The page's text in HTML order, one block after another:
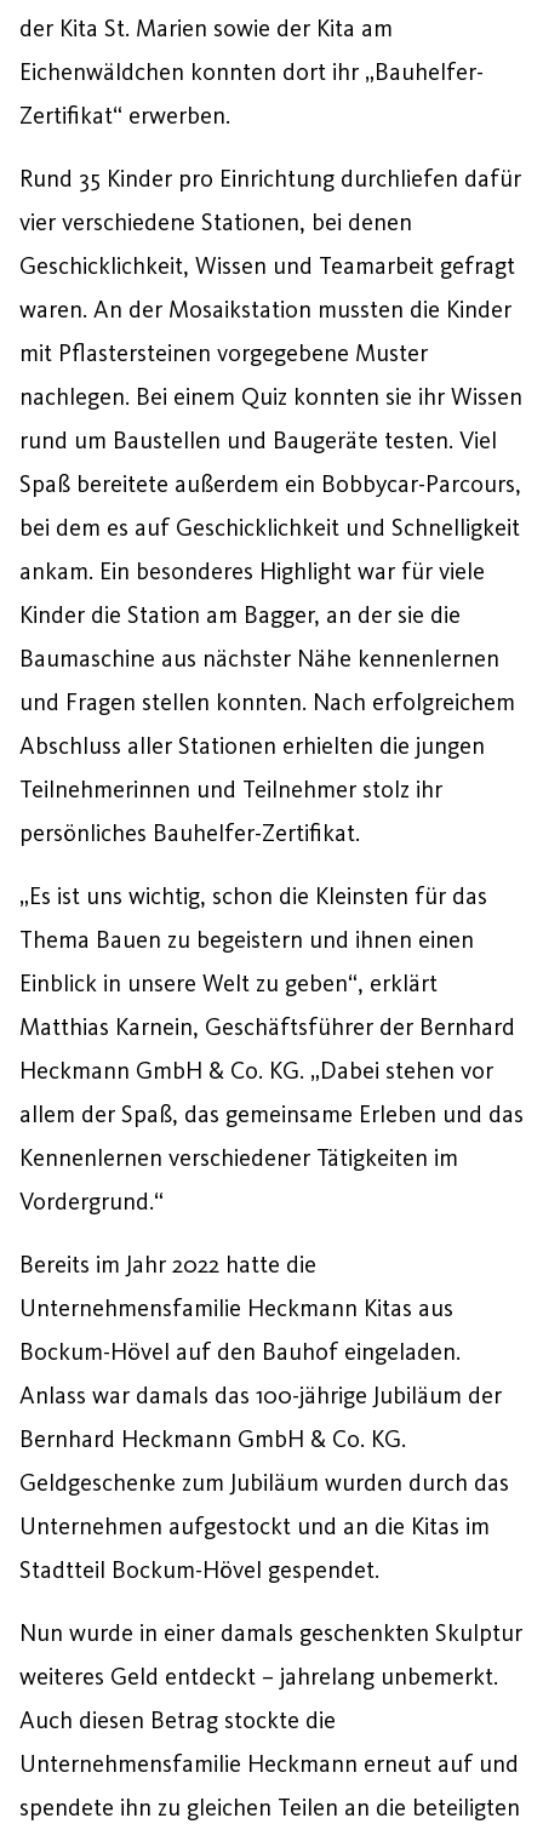
der Kita St. Marien sowie der Kita am
Eichenwäldchen konnten dort ihr „Bauhelfer-
Zertifikat“ erwerben.
Rund 35 Kinder pro Einrichtung durchliefen dafür
vier verschiedene Stationen, bei denen
Geschicklichkeit, Wissen und Teamarbeit gefragt
waren. An der Mosaikstation mussten die Kinder
mit Pflastersteinen vorgegebene Muster
nachlegen. Bei einem Quiz konnten sie ihr Wissen
rund um Baustellen und Baugeräte testen. Viel
Spaß bereitete außerdem ein Bobbycar-Parcours,
bei dem es auf Geschicklichkeit und Schnelligkeit
ankam. Ein besonderes Highlight war für viele
Kinder die Station am Bagger, an der sie die
Baumaschine aus nächster Nähe kennenlernen
und Fragen stellen konnten. Nach erfolgreichem
Abschluss aller Stationen erhielten die jungen
Teilnehmerinnen und Teilnehmer stolz ihr
persönliches Bauhelfer-Zertifikat.
„Es ist uns wichtig, schon die Kleinsten für das
Thema Bauen zu begeistern und ihnen einen
Einblick in unsere Welt zu geben“, erklärt
Matthias Karnein, Geschäftsführer der Bernhard
Heckmann GmbH & Co. KG. „Dabei stehen vor
allem der Spaß, das gemeinsame Erleben und das
Kennenlernen verschiedener Tätigkeiten im
Vordergrund.“
Bereits im Jahr 2022 hatte die
Unternehmensfamilie Heckmann Kitas aus
Bockum-Hövel auf den Bauhof eingeladen.
Anlass war damals das 100-jährige Jubiläum der
Bernhard Heckmann GmbH & Co. KG.
Geldgeschenke zum Jubiläum wurden durch das
Unternehmen aufgestockt und an die Kitas im
Stadtteil Bockum-Hövel gespendet.
Nun wurde in einer damals geschenkten Skulptur
weiteres Geld entdeckt – jahrelang unbemerkt.
Auch diesen Betrag stockte die
Unternehmensfamilie Heckmann erneut auf und
spendete ihn zu gleichen Teilen an die beteiligten